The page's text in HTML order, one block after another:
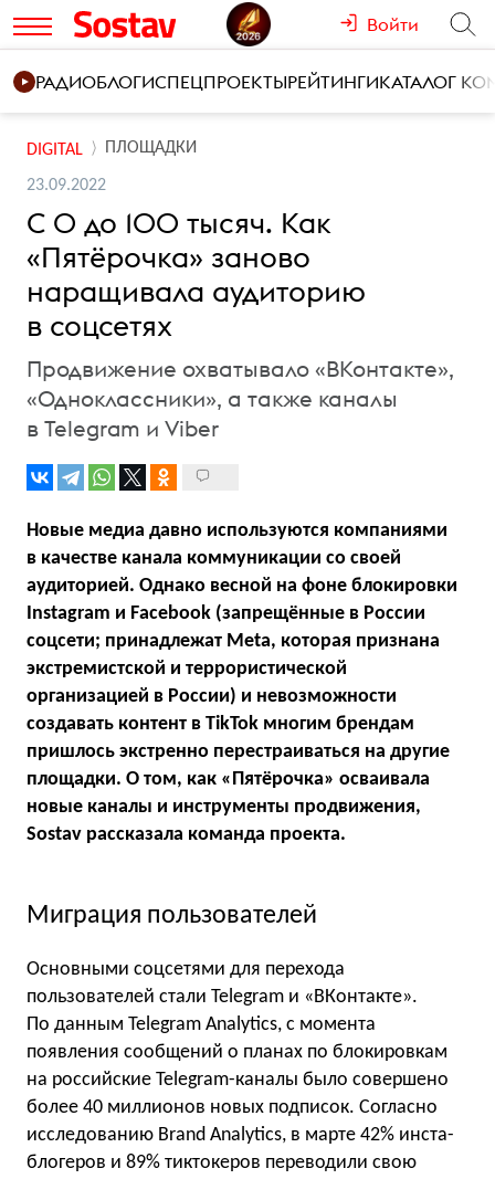
Войти
РАДИОБЛОГИСПЕЦПРОЕКТЫРЕЙТИНГИКАТАЛОГ
DIGITAL ПЛОЩАДКИ
23.09.2022
С 0 до 100 тысяч. Как
«Пятёрочка» заново
наращивала аудиторию
в соцсетях
Продвижение охватывало «ВКонтакте»,
«Одноклассники», а также каналы
в Telegram и Viber
Новые медиа давно используются компаниями
в качестве канала коммуникации со своей
аудиторией. Однако весной на фоне блокировки
Instagram и Facebook (запрещённые в России
соцсети; принадлежат Meta, которая признана
экстремистской и террористической
организацией в России) и невозможности
создавать контент в TikTok многим брендам
пришлось экстренно перестраиваться на другие
площадки. О том, как «Пятёрочка» осваивала
новые каналы и инструменты продвижения,
Sostav рассказала команда проекта.
Миграция пользователей
Основными соцсетями для перехода
пользователей стали Telegram и «ВКонтакте».
По данным Telegram Analytics, с момента
появления сообщений о планах по блокировкам
на российские Telegram-каналы было совершено
более 40 миллионов новых подписок. Согласно
исследованию Brand Analytics, в марте 42% инста-
блогеров и 89% тиктокеров переводили свою